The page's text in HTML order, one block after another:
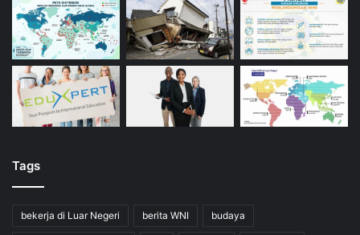
Tags
bekerja di Luar Negeri berita WNI budaya